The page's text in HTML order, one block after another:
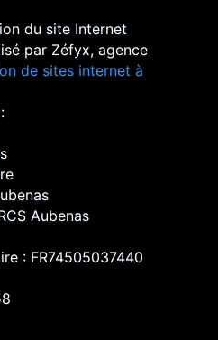
du site Internet
par Zéfyx, agence
de sites internet à
Aubenas
: FR74505037440